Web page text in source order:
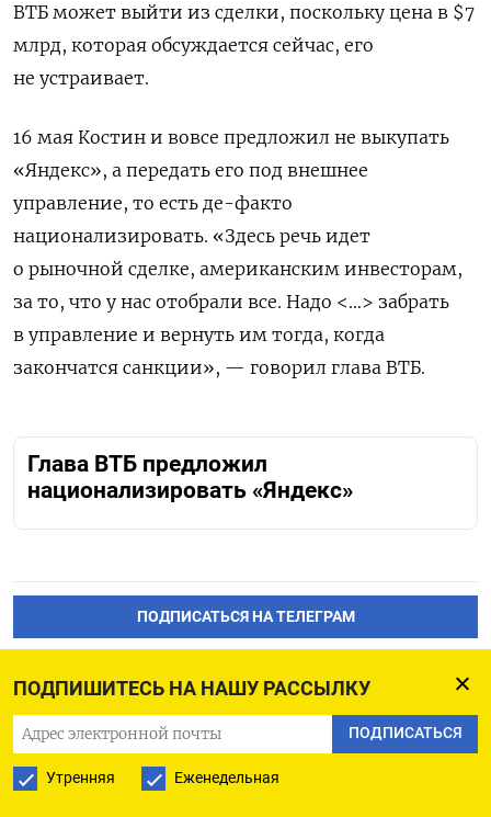
ПОДПИШИТЕСЬ НА НАШУ РАССЫЛКУ
ПОДПИСАТЬСЯ
Утренняя Еженедельная
ВТБ может выйти из сделки, поскольку цена в $7
млрд, которая обсуждается сейчас, его
не устраивает.
16 мая Костин и вовсе предложил не выкупать
«Яндекс», а передать его под внешнее
управление, то есть де-факто
национализировать. «Здесь речь идет
о рыночной сделке, американским инвесторам,
за то, что у нас отобрали все. Надо <…> забрать
в управление и вернуть им тогда, когда
закончатся санкции», — говорил глава ВТБ.
Глава ВТБ предложил
национализировать «Яндекс»
ПОДПИСАТЬСЯ НА ТЕЛЕГРАМ